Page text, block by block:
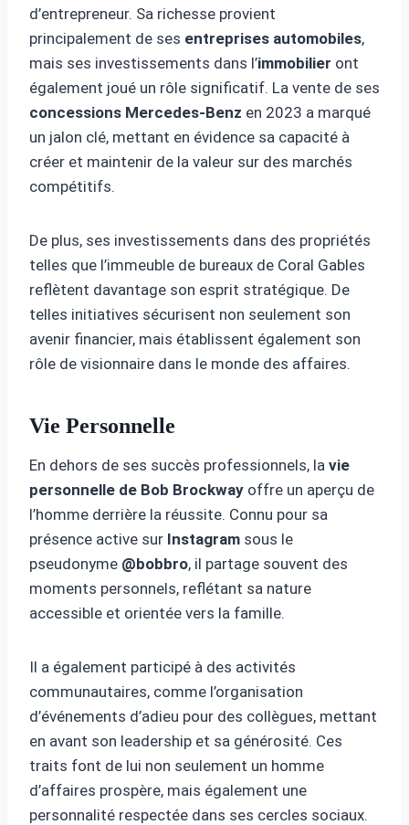
d’entrepreneur. Sa richesse provient
principalement de ses entreprises automobiles,
mais ses investissements dans l’immobilier ont
également joué un rôle significatif. La vente de ses
concessions Mercedes-Benz en 2023 a marqué
un jalon clé, mettant en évidence sa capacité à
créer et maintenir de la valeur sur des marchés
compétitifs.
De plus, ses investissements dans des propriétés
telles que l’immeuble de bureaux de Coral Gables
reflètent davantage son esprit stratégique. De
telles initiatives sécurisent non seulement son
avenir financier, mais établissent également son
rôle de visionnaire dans le monde des affaires.
Vie Personnelle
En dehors de ses succès professionnels, la vie
personnelle de Bob Brockway offre un aperçu de
l’homme derrière la réussite. Connu pour sa
présence active sur Instagram sous le
pseudonyme @bobbro, il partage souvent des
moments personnels, reflétant sa nature
accessible et orientée vers la famille.
Il a également participé à des activités
communautaires, comme l’organisation
d’événements d’adieu pour des collègues, mettant
en avant son leadership et sa générosité. Ces
traits font de lui non seulement un homme
d’affaires prospère, mais également une
personnalité respectée dans ses cercles sociaux.